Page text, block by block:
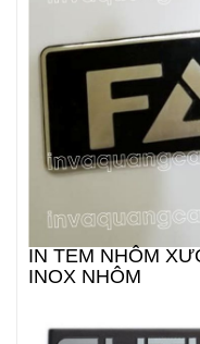
IN TEM NHÔM
INOX NHÔM